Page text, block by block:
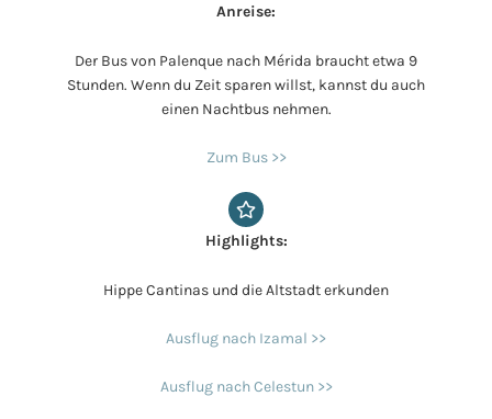
Anreise:
Der Bus von Palenque nach Mérida braucht etwa 9
Stunden. Wenn du Zeit sparen willst, kannst du auch
einen Nachtbus nehmen.
Zum Bus >>
Highlights:
Hippe Cantinas und die Altstadt erkunden
Ausflug nach Izamal >>
Ausflug nach Celestun >>